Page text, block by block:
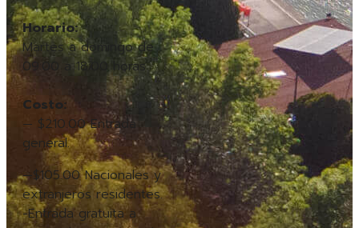
Horario:
Martes a domingo de
09:00 a 18:00 horas
Costo:
— $210.00 Entrada
general.
—$105.00 Nacionales y
extranjeros residentes.
-Entrada gratuita a